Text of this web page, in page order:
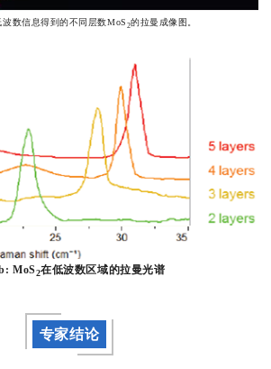
数信息得到的不同层数MoS 2的拉曼成像图。
MoS2在低波数区域的拉曼光谱
专家结论